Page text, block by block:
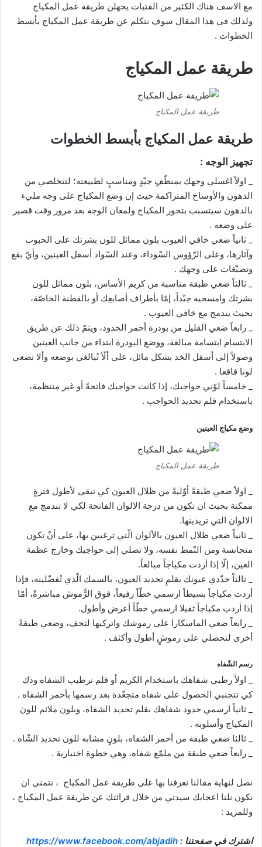
مع الاسف هناك الكثير من الفتيات يجهلن طريقة عمل المكياج
ولذلك في هذا المقال سوف نتكلم عن طريقة عمل المكياج بأبسط
الخطوات .
طريقة عمل المكياج
طريقة عمل المكياج
طريقة عمل المكياج بأبسط الخطوات
تجهيز الوجه :
_ اولاً اغسلي وجهك بمنظّفٍ جيّدٍ ومناسبٍ لطبيعته؛ لتتخلصي من
الدهون والأوساخ المتراكمة حيث إن وضع المكياج على وجه مليء
بالدهون سيتسبب بتحور المكياج ولمعان الوجه بعد مرور وقت قصير
على وضعه .
_ ثانياً ضعي خافي العيوب بلون مماثل للون بشرتك على الحبوب
وآثارها، وعلى الرّؤوس السّوداء، وعند السّواد أسفل العينين، وأيّ بقع
وتصبّغات على وجهك .
_ ثالثاً ضعي طبقة مناسبة من كريم الأساس، بلون مماثل للون
بشرتك وامسحيه جيّداً، إمّا بأطراف أصابعِك أو بالقطنة الخاصّة،
بحيث يندمج مع خافي العيوب .
_ رابعاً ضعي القليل من بودرة أحمر الخدود، ويتمّ ذلك عن طريق
الابتسام ابتسامة مبالغة، ووضع البودرة ابتداء من جانب العينين
وصولاً إلى أسفل الخد بشكل مائل، على ألّأ تُبالغي بوضعه وألا تضعي
لونا فاقعا .
_ خامساً لوّني حواجبك، إذا كانت حواجبك فاتحةً أو غير منتظمة،
باستخدام قلم تحديد الحواجب .
وضع مكياج العينين
طريقة عمل المكياج
_ اولاً ضعي طبقةً أوّليةً من ظلال العيون كي تبقى لأطول فترةٍ
ممكنة بحيث ان تكون من درجة الالوان الفاتحة لكي لا تندمج مع
الالوان التي تريدينها.
_ ثانياً ضعي ظلال العيون بالألوان الّتي ترغبين بها، على أنْ تكون
متجانسة ومن النّمط نفسه، ولا تصلي إلى حواجبك وخارج عظمة
العين، إلّا إذا أردت مكياجاً مبالغاً.
_ ثالثاً حدّدي عيونك بقلمِ تحديد العيون، بالسمك الّذي تُفضّلينه، فإذا
أردت مكياجاً بسيطاً ارسمي خطّاً رفيعاً، فوق الرُّموش مباشرةً، أمّا
إذا أردتِ مكياجاً ثقيلا ارسمي خطّاً أعرض وأطول.
_ رابعاً ضعي الماسكارا على رموشك واتركيها لتجف، وضعي طبقةً
أخرى لتحصلي على رموشٍ أطول وأكثف .
رسم الشّفاه
_ اولاً رطبي شفاهك باستخدام الكريم أو قلم ترطيب الشفاه وذك
كي تتجنبي الحصول على شفاه متجعّدة بعد رسمها بأحمر الشفاه .
_ ثانياً ارسمي حدود شفاهك بقلم تحديد الشفاه، وبلون ملائم للون
المكياج وأسلوبه .
_ ثالثا ضعي طبقة من أحمر الشفاه، بلونٍ مشابه للون تحديد الشّاه .
_ رابعاً ضعي طبقة من ملمّع شفاه، وهي خطوة اختيارية .
نصل لنهاية مقالنا تعرفنا بها على طريقة عمل المكياج ، نتمنى ان
نكون نلنا اعجابك سيدتي من خلال قرائتك عن طريقة عمل المكياج ،
وللمزيد :
اشترك في صفحتنا : https://www.facebook.com/abjadih